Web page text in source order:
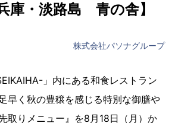
庫・淡路島 青の舎】
株式会社パソナグループ
」内にある和食レストラン
早く秋の豊穣を感じる特別な御膳や
取りメニュー』を8月18日（月）か